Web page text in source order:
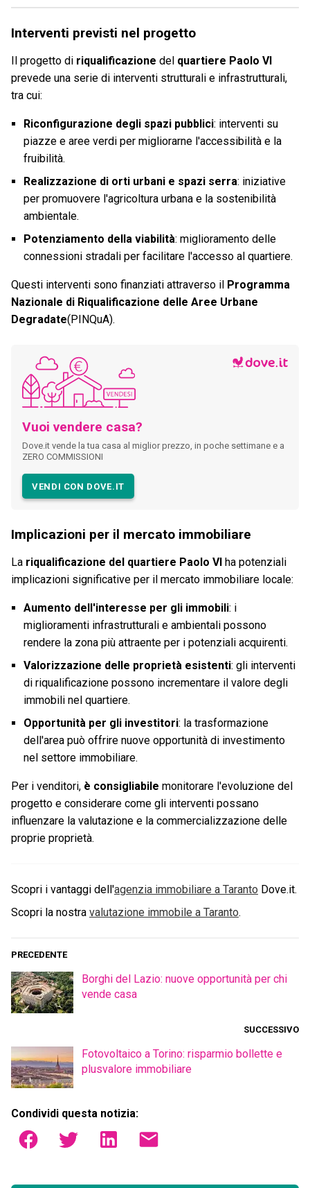
Interventi previsti nel progetto
Il progetto di riqualificazione del quartiere Paolo VI
prevede una serie di interventi strutturali e infrastrutturali,
tra cui:
Riconfigurazione degli spazi pubblici: interventi su
piazze e aree verdi per migliorarne l'accessibilità e la
fruibilità.
Realizzazione di orti urbani e spazi serra: iniziative
per promuovere l'agricoltura urbana e la sostenibilità
ambientale.
Potenziamento della viabilità: miglioramento delle
connessioni stradali per facilitare l'accesso al quartiere.
Questi interventi sono finanziati attraverso il Programma
Nazionale di Riqualificazione delle Aree Urbane
Degradate(PINQuA).
Vuoi vendere casa?
Dove.it vende la tua casa al miglior prezzo, in poche settimane e a
ZERO COMMISSIONI
VENDI CON DOVE.IT
Implicazioni per il mercato immobiliare
La riqualificazione del quartiere Paolo VI ha potenziali
implicazioni significative per il mercato immobiliare locale:
Aumento dell'interesse per gli immobili: i
miglioramenti infrastrutturali e ambientali possono
rendere la zona più attraente per i potenziali acquirenti.
Valorizzazione delle proprietà esistenti: gli interventi
di riqualificazione possono incrementare il valore degli
immobili nel quartiere.
Opportunità per gli investitori: la trasformazione
dell'area può offrire nuove opportunità di investimento
nel settore immobiliare.
Per i venditori, è consigliabile monitorare l'evoluzione del
progetto e considerare come gli interventi possano
influenzare la valutazione e la commercializzazione delle
proprie proprietà.
Scopri i vantaggi dell'agenzia immobiliare a Taranto Dove.it.
Scopri la nostra valutazione immobile a Taranto.
PRECEDENTE
Borghi del Lazio: nuove opportunità per chi
vende casa
SUCCESSIVO
Fotovoltaico a Torino: risparmio bollette e
plusvalore immobiliare
Condividi questa notizia: